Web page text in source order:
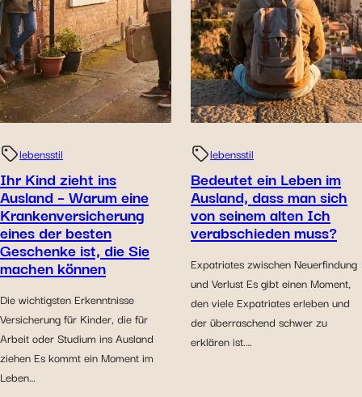
lebensstil
Ihr Kind zieht ins
Ausland – Warum eine
Krankenversicherung
eines der besten
Geschenke ist, die Sie
machen können
Die wichtigsten Erkenntnisse
Versicherung für Kinder, die für
Arbeit oder Studium ins Ausland
ziehen Es kommt ein Moment im
Leben…
lebensstil
Bedeutet ein Leben im
Ausland, dass man sich
von seinem alten Ich
verabschieden muss?
Expatriates zwischen Neuerfindung
und Verlust Es gibt einen Moment,
den viele Expatriates erleben und
der überraschend schwer zu
erklären ist.…